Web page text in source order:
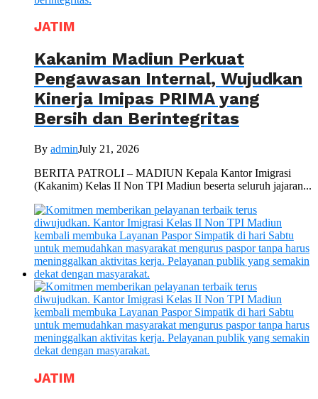
JATIM
Kakanim Madiun Perkuat
Pengawasan Internal, Wujudkan
Kinerja Imipas PRIMA yang
Bersih dan Berintegritas
By adminJuly 21, 2026
BERITA PATROLI – MADIUN Kepala Kantor Imigrasi
(Kakanim) Kelas II Non TPI Madiun beserta seluruh jajaran...
JATIM